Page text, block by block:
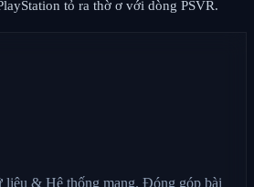
tỏ ra thờ ơ với dòng PSVR.
liệu & Hệ thống mạng. Đóng góp bài